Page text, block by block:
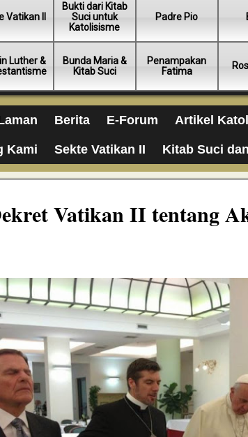
Vatikan II
Bukti dari Kitab
Suci untuk
Katolisisme
Padre Pio
Luther &
Bunda Maria &
Kitab Suci
Penampakan
Fatima
Berita E-Forum Artikel
Kami Sekte Vatikan II Kitab Suci
Vatikan II tentang